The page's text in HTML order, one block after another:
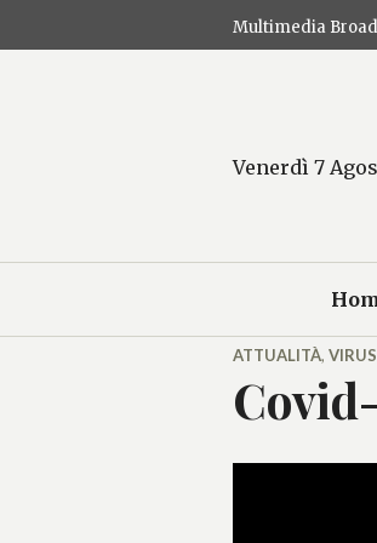
al
Multimedia
Venerdì 7
ATTUALITÀ, VIRUS